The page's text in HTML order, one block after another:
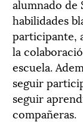
alumnado de
habilidades
participante,
la
escuela.
seguir
seguir
compañeras.